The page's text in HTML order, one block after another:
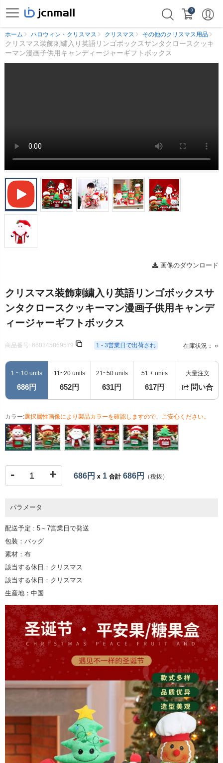
0
ホーム ハロウィン・クリスマス クリスマス その他のクリスマス用品
クリスマス装飾刺繍入り英語リンゴボックスサンタクロースクッキ
ーマン漫画子供用キャンディージャーギフトボックス
画像のダウンロード
クリスマス装飾刺繍入り英語リンゴボックスサ
ンタクロースクッキーマン漫画子供用キャンデ
ィージャーギフトボックス
商品番号: 660345869579 1 - 3営業日で出荷され 在庫状況： ○
1 ~ 10 units
686円
11~20 units
652円
21~50 units
631円
51 + units
617円
大量注文
問い合
カラー:選択属性画像により製品カラーを確認しますので、ご安心ください。
- + 686円 x 1 合計686円 （税抜）
パラメータ
配送予定 : 5～7営業日で発送
包装：バッグ
素材：布
該当する休日：クリスマス
該当する休日：クリスマス
生産地：中国